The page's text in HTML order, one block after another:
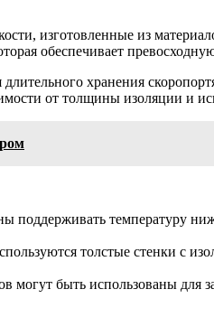
изготовленные из
обеспечивает
хранения
от толщины изоляции и
поддерживать температуру
толстые стенки с
могут быть использованы